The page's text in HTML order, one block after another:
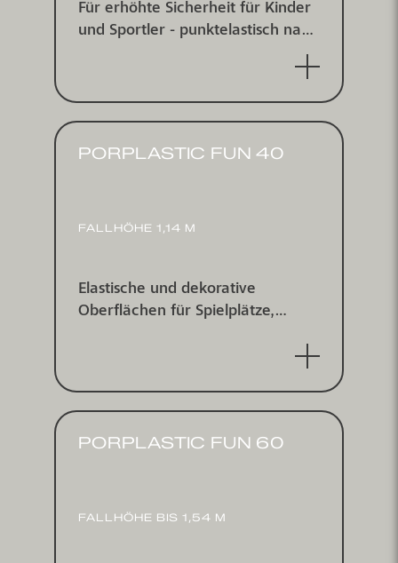
Für erhöhte Sicherheit für Kinder
und Sportler - punktelastisch nach
PORPLASTIC FUN 40
FALLHÖHE 1,14 M
Elastische und dekorative
Oberflächen für Spielplätze,
PORPLASTIC FUN 60
FALLHÖHE BIS 1,54 M